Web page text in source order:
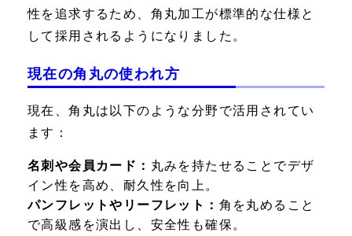
性を追求するため、角丸加工が標準的な仕様と
して採用されるようになりました。
現在の角丸の使われ方
現在、角丸は以下のような分野で活用されてい
ます：
名刺や会員カード： 丸みを持たせることでデザ
イン性を高め、耐久性を向上。
パンフレットやリーフレット： 角を丸めること
で高級感を演出し、安全性も確保。